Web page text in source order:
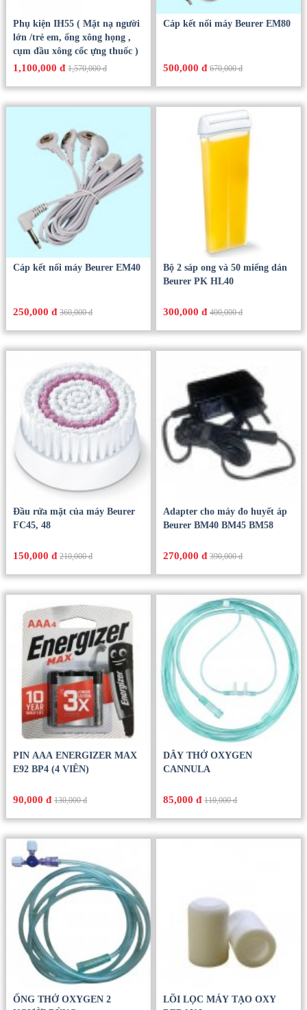
Phụ kiện IH55 ( Mặt nạ người
lớn /trẻ em, ống xông họng ,
cụm đầu xông cốc ựng thuốc )
1,100,000 đ 1,570,000 đ
Cáp kết nối máy Beurer EM80
500,000 đ 670,000 đ
Cáp kết nối máy Beurer EM40
250,000 đ 360,000 đ
Bộ 2 sáp ong và 50 miếng dán
Beurer PK HL40
300,000 đ 400,000 đ
Đầu rửa mặt của máy Beurer
FC45, 48
150,000 đ 210,000 đ
Adapter cho máy đo huyết áp
Beurer BM40 BM45 BM58
270,000 đ 390,000 đ
PIN AAA ENERGIZER MAX
E92 BP4 (4 VIÊN)
90,000 đ 130,000 đ
DÂY THỞ OXYGEN
CANNULA
85,000 đ 110,000 đ
ỐNG THỞ OXYGEN 2
LÕI LỌC MÁY TẠO OXY